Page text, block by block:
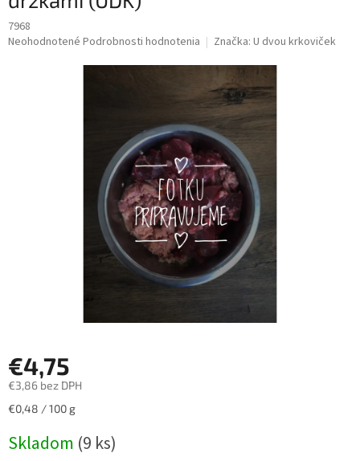
7968
Priemerné
Neohodnotené Podrobnosti hodnotenia Značka: U dvou krkoviček
€4,75
€3,86 bez DPH
Jednotková
€0,48 / 100 g
Skladom (9 ks)